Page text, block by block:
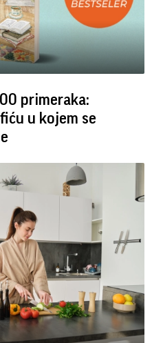
primeraka:
u kojem se